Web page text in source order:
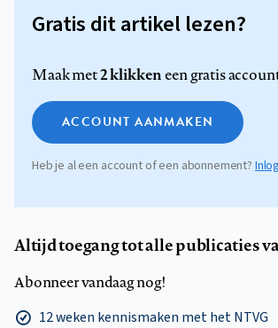
Gratis dit artikel lezen?
Maak met2 klikkeneen gratis
ACCOUNT AANMAKEN
Heb je al een account of een abonnement?
Altijd toegang tot alle publicaties
Abonneer vandaag nog!
12 weken kennismaken met het NTVG